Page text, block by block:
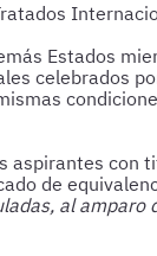
Estados
celebrados
aspirantes con
de
al amparo